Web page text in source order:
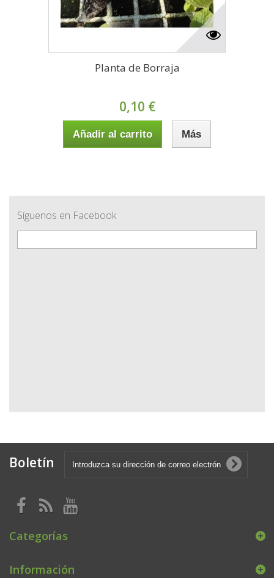
Planta de Borraja
0,10 €
Añadir al carrito Más
Síguenos en Facebook
Boletín
Categorías
Información